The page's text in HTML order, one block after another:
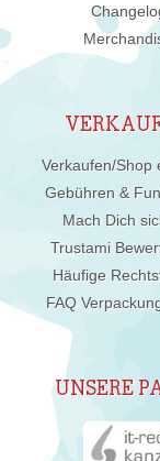
Verkaufen/Shop
Gebühren &
Mach Dich
Trustami
Häufige
FAQ
UNSERE